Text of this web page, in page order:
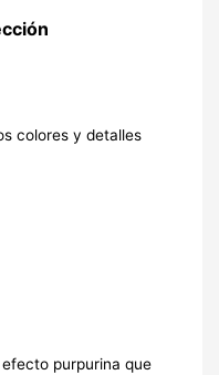
colores y detalles
purpurina que